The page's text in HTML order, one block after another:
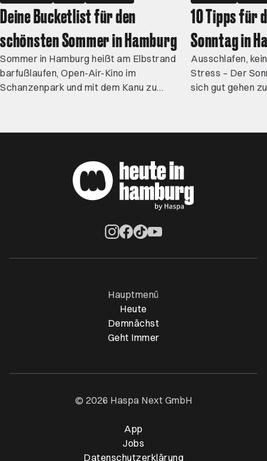
Deine Bucketlist für den
schönsten Sommer in Hamburg
Sommer in Hamburg heißt am Elbstrand
barfußlaufen, Open-Air-Kino im
Schanzenpark und mit dem Kanu zu
Apfelbäumen oder der Sternenhimmel
Erlebnisse für warme Tage.
10 Tipps für
Sonntag in
Ausschlafen,
Stress – Der
sich gut gehen
haben wir zehn
Hauptmenü
Heute
Demnächst
Geht Immer
© 2026 Haspa Next GmbH
App
Jobs
Datenschutzerklärung